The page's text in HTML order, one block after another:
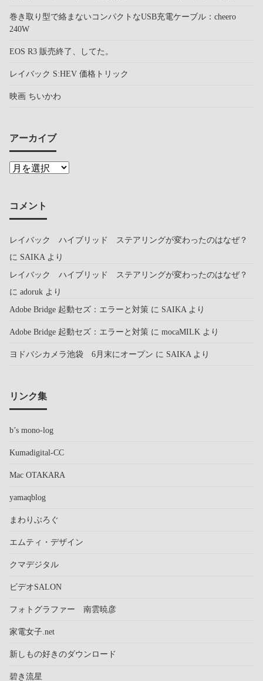
巻き取り型で絡まないコンパクトなUSB充電ケーブル：cheero
240W
EOS R3 販売終了、してた。
レイバック S:HEV 価格トリック
映画 ちいかわ
アーカイブ
コメント
レイバック ハイブリッド ステアリングが変わったのはなぜ？
に SAIKAより
レイバック ハイブリッド ステアリングが変わったのはなぜ？
に adoruk より
Adobe Bridge 起動セズ：エラーと対策 に SAIKAより
Adobe Bridge 起動セズ：エラーと対策 に mocaMILK より
ヨドバシカメラ池袋 6月末にオープン に SAIKAより
リンク集
b’s mono-log
Kumadigital-CC
Mac OTAKARA
yamaqblog
まわりぶろぐ
エムティ・デザイン
クマデジタル
ビデオSALON
フォトグラファー 南雲暁彦
家電女子.net
新しもの好きのダウンロード
碧き流星